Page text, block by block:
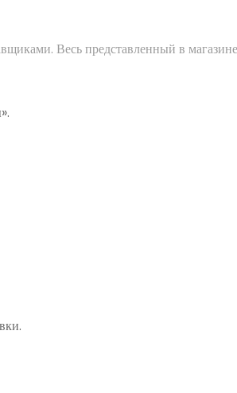
Весь представленный в